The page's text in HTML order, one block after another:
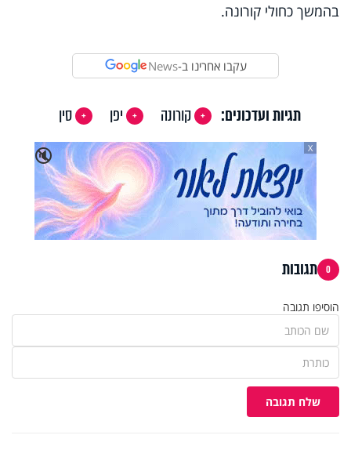
בהמשך כחולי קורונה.
עקבו אחרינו ב-News
תגיות ועדכונים: קורונה יפן
סין
🔇
X
0 תגובות
הוסיפו תגובה
שלח תגובה